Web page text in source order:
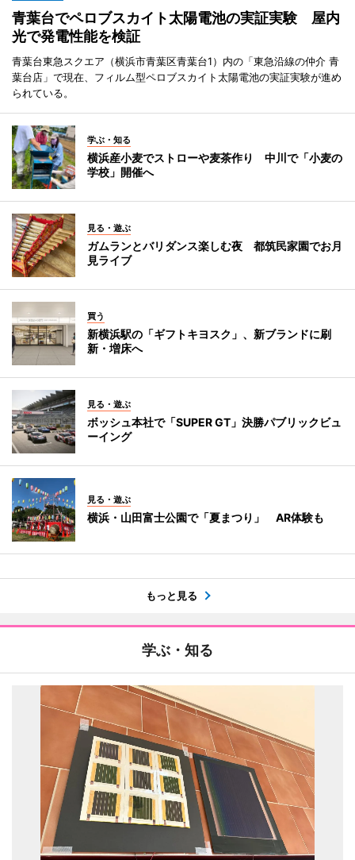
青葉台でペロブスカイト太陽電池の実証実験 屋内
光で発電性能を検証
青葉台東急スクエア（横浜市青葉区青葉台1）内の「東急沿線の仲介 青
葉台店」で現在、フィルム型ペロブスカイト太陽電池の実証実験が進め
られている。
学ぶ・知る
横浜産小麦でストローや麦茶作り 中川で「小麦の
学校」開催へ
見る・遊ぶ
ガムランとバリダンス楽しむ夜 都筑民家園でお月
見ライブ
買う
新横浜駅の「ギフトキヨスク」、新ブランドに刷
新・増床へ
見る・遊ぶ
ボッシュ本社で「SUPER GT」決勝パブリックビュ
ーイング
見る・遊ぶ
横浜・山田富士公園で「夏まつり」 AR体験も
もっと見る
学ぶ・知る